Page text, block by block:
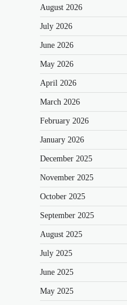
August 2026
July 2026
June 2026
May 2026
April 2026
March 2026
February 2026
January 2026
December 2025
November 2025
October 2025
September 2025
August 2025
July 2025
June 2025
May 2025